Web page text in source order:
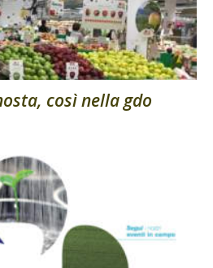
così nella gdo